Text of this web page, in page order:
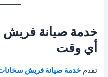
خدمة صيانة فريش
أي وقت
تقدمخدمة صيانة فريش سخانات